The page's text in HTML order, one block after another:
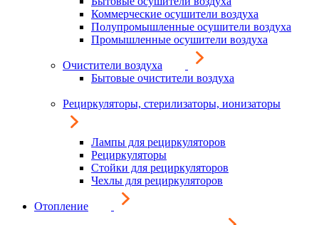
Коммерческие осушители воздуха
Полупромышленные осушители воздуха
Промышленные осушители воздуха
Очистители воздуха
Бытовые очистители воздуха
Рециркуляторы, стерилизаторы, ионизаторы
Лампы для рециркуляторов
Рециркуляторы
Стойки для рециркуляторов
Чехлы для рециркуляторов
Отопление